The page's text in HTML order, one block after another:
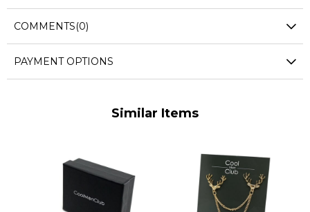
COMMENTS(0)
PAYMENT OPTIONS
Similar Items